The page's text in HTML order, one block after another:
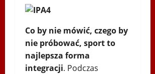
Co by nie mówić, czego by
nie próbować, sport to
najlepsza forma
integracji. Podczas